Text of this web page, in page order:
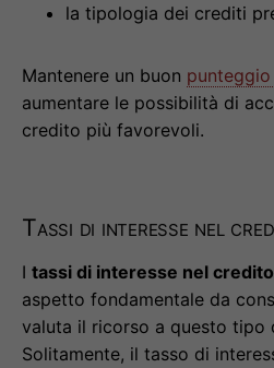
la tipologia dei crediti
Mantenere un buon
aumentare le possibilità di
credito più favorevoli.
Tassi di interesse nel
I tassi di interesse nel
aspetto fondamentale da
valuta il ricorso a questo tipo
Solitamente, il tasso di